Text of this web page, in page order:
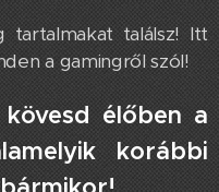
tartalmakat találsz! Itt
a gamingről szól!
élőben a
korábbi